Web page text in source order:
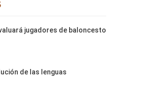
jugadores de baloncesto
de las lenguas